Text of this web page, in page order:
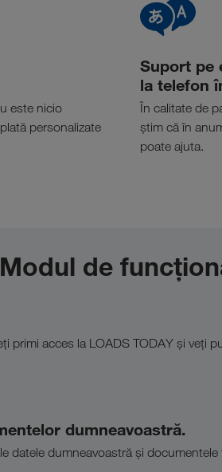
este nicio
personalizate
Suport pe
la telefon
În calitate de
știm că în
poate ajuta.
Modul de
primi acces la LOADS TODAY și veți
dumneavoastră.
datele dumneavoastră și documentele